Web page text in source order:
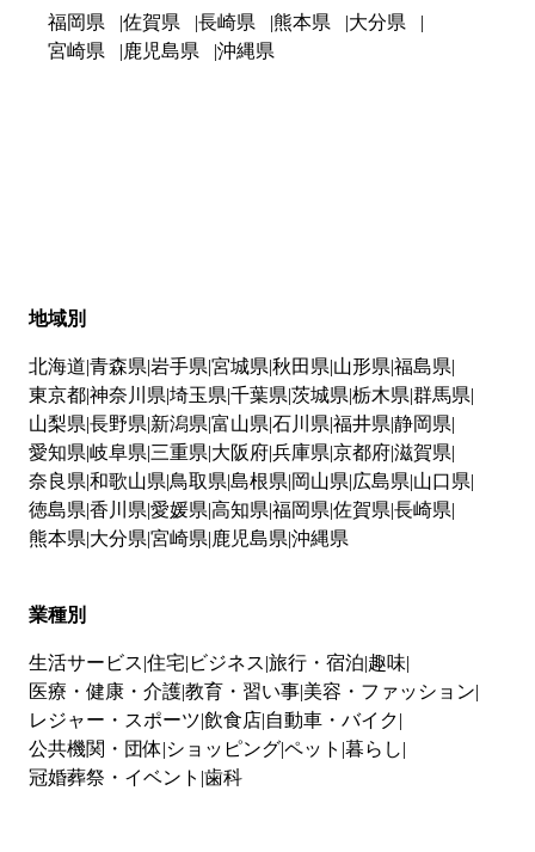
福岡県 佐賀県 長崎県 熊本県
大分県
宮崎県
鹿児島県 沖縄県
地域別
北海道 青森県 岩手県 宮城県 秋田県 山形県 福島県
東京都神奈川県 埼玉県 千葉県 茨城県 栃木県 群馬県
山梨県 長野県 新潟県 富山県 石川県 福井県 静岡県
愛知県 岐阜県 三重県 大阪府兵庫県 京都府滋賀県
奈良県 和歌山県 鳥取県 島根県 岡山県 広島県 山口県
徳島県 香川県 愛媛県 高知県 福岡県 佐賀県 長崎県
熊本県 大分県 宮崎県 鹿児島県 沖縄県
業種別
生活サービス 住宅 ビジネス 旅行・宿泊 趣味
医療・健康・介護教育・習い事 美容・ファッション
レジャー・スポーツ 飲食店 自動車・バイク
公共機関・団体 ショッピングペット 暮らし
冠婚葬祭・イベント 歯科